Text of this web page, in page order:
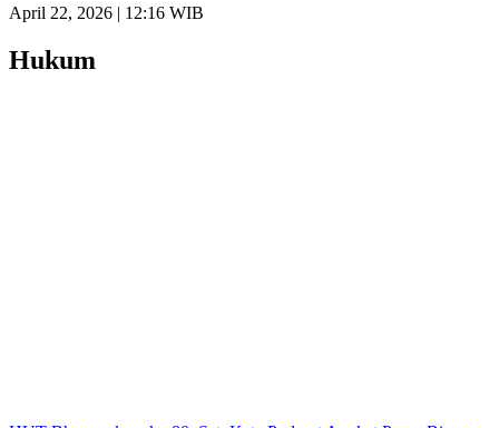
April 22, 2026 | 12:16 WIB
Hukum